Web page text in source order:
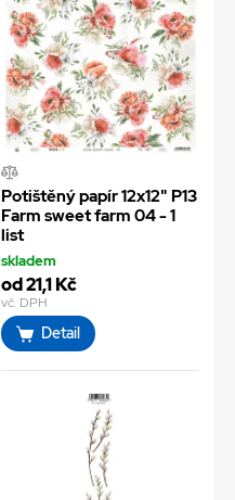
Potištěný papír 12x12" P13
Farm sweet farm 04 - 1
list
skladem
od 21,1 Kč
vč. DPH
Detail